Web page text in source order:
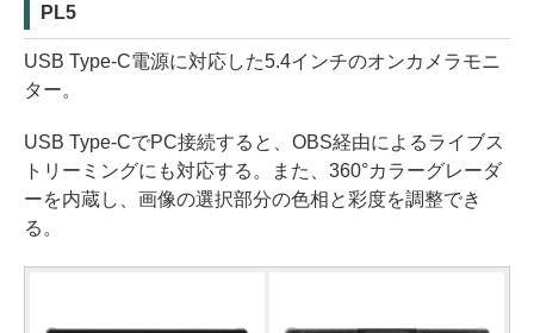
PL5
USB Type-C電源に対応した5.4インチのオンカメラモニ
ター。
USB Type-CでPC接続すると、OBS経由によるライブス
トリーミングにも対応する。また、360°カラーグレーダ
ーを内蔵し、画像の選択部分の色相と彩度を調整でき
る。